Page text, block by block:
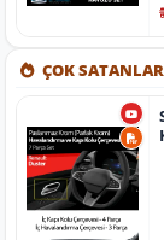
ÇOK SATANLAR